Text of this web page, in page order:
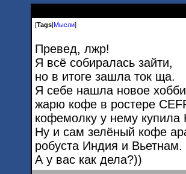
[Tags Мысли]
Превед, лжр!
Я всё собиралась зайти,
но в итоге зашла ток ща.
Я себе нашла новое
жарю кофе в ростере
кофемолку у нему купила
Ну и сам зелёный кофе
робуста Индия и Вьетнам.
А у вас как дела?))